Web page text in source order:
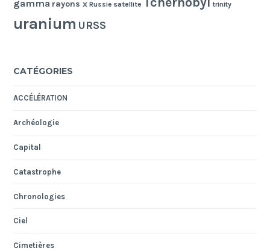
gamma rayons x Russie satellite trinity
uranium URSS
CATÉGORIES
ACCÉLÉRATION
Archéologie
Capital
Catastrophe
Chronologies
Ciel
Cimetières